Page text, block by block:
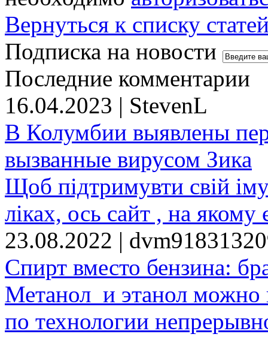
Вернуться к списку
Подписка на новости
Последние комментарии
16.04.2023 | StevenL
В Колумбии выявлены
вызванные вирусом Зика
Щоб підтримувти свій
ліках, ось сайт , на якому
23.08.2022 |
Спирт вместо бензина:
Метанол и этанол можно
по технологии